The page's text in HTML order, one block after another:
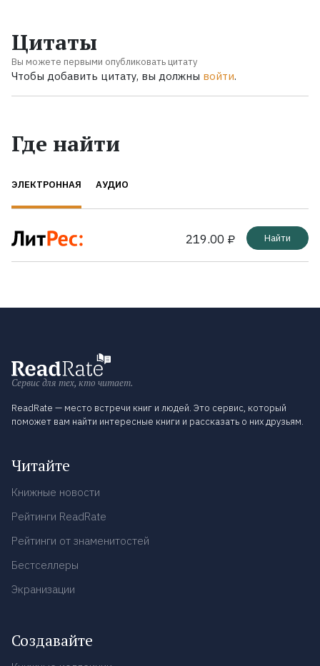
Цитаты
Вы можете первыми опубликовать цитату
Чтобы добавить цитату, вы должны войти.
Где найти
ЭЛЕКТРОННАЯ АУДИО
219.00 ₽ Найти
Сервис для тех, кто читает.
ReadRate — место встречи книг и людей. Это сервис, который
поможет вам найти интересные книги и рассказать о них друзьям.
Читайте
Книжные новости
Рейтинги ReadRate
Рейтинги от знаменитостей
Бестселлеры
Экранизации
Создавайте